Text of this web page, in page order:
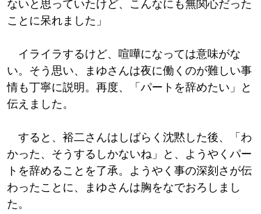
ないと思っていたけど、こんなにも無関心だった
ことに呆れました」
イライラするけど、喧嘩になっては意味がな
い。そう思い、まゆさんは夜に働くのが難しい事
情も丁寧に説明。再度、「パートを辞めたい」と
伝えました。
すると、裕二さんはしばらく沈黙した後、「わ
かった、そうするしかないね」と、ようやくパー
トを辞めることを了承。ようやく事の深刻さが伝
わったことに、まゆさんは胸をなでおろしまし
た。